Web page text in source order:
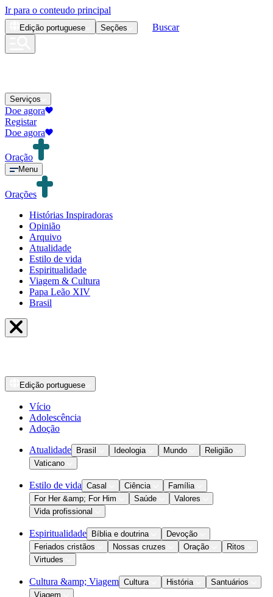
Ir para o conteudo principal
Edição portuguese Seções Buscar
Serviços
Doe agora
Registar
Doe agora
Oração
Menu
Orações
Histórias Inspiradoras
Opinião
Arquivo
Atualidade
Estilo de vida
Espiritualidade
Viagem & Cultura
Papa Leão XIV
Brasil
Edição portuguese
Vício
Adolescência
Adoção
Atualidade Brasil Ideologia Mundo
Religião
Vaticano
Estilo de vida Casal Ciência
Família
For Her &amp; For Him
Saúde
Valores
Vida profissional
Espiritualidade Bíblia e doutrina
Devoção
Feriados cristãos
Nossas cruzes Oração
Ritos
Virtudes
Cultura &amp; Viagem Cultura História
Santuários
Viagem